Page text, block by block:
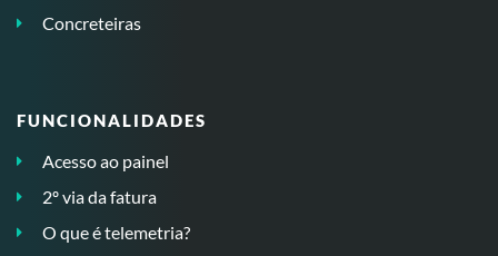
Concreteiras
FUNCIONALIDADES
Acesso ao painel
2º via da fatura
O que é telemetria?